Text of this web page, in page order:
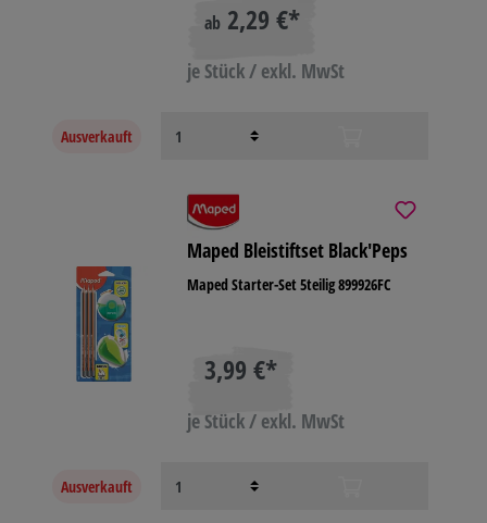
ab 2,29 €*
je Stück / exkl. MwSt
Ausverkauft
Maped Bleistiftset Black'Peps
Maped Starter-Set 5teilig 899926FC
3,99 €*
je Stück / exkl. MwSt
Ausverkauft